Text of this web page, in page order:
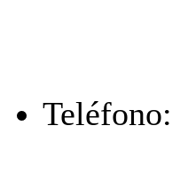
Teléfono: